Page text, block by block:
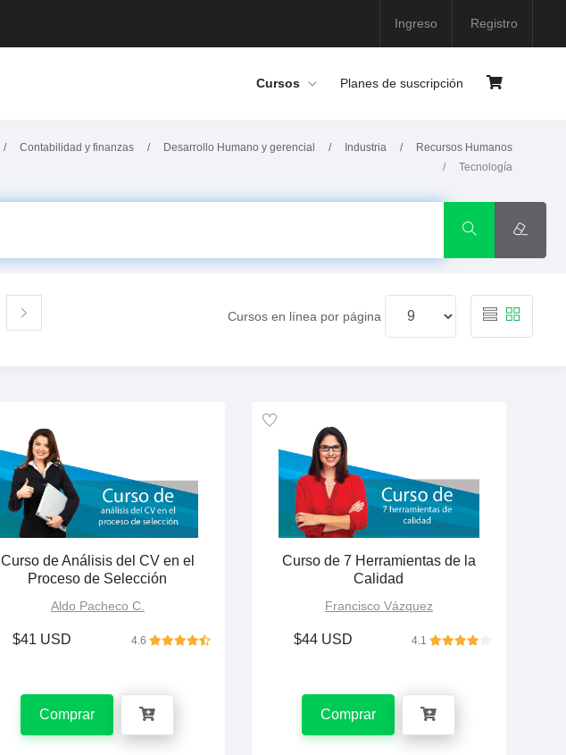
Ingreso Registro
Cursos Planes de suscripción
Contabilidad y finanzas Desarrollo Humano y gerencial Industria
Recursos Humanos
Tecnología
Cursos en línea por página
Curso de Análisis del CV en el
Proceso de Selección
Aldo Pacheco C.
$41 USD 4.6
Comprar
Curso de 7 Herramientas de la
Calidad
Francisco Vázquez
$44 USD 4.1
Comprar